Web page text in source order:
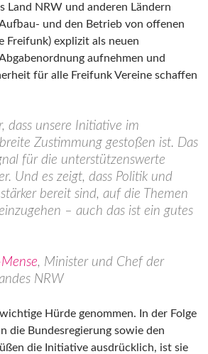
Land NRW und anderen Ländern
und den Betrieb von offenen
Freifunk) explizit als neuen
aufnehmen und
für alle Freifunk Vereine schaffen
dass unsere Initiative im
Zustimmung gestoßen ist. Das
für die unterstützenswerte
Und es zeigt, dass Politik und
bereit sind, auf die Themen
– auch das ist ein gutes
, Minister und Chef der
NRW
Hürde genommen. In der Folge
die Bundesregierung sowie den
die Initiative ausdrücklich, ist sie